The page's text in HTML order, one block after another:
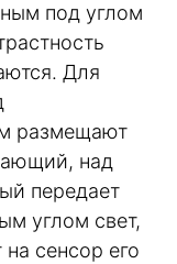
под углом
Для
размещают
над
передает
углом свет,
сенсор его